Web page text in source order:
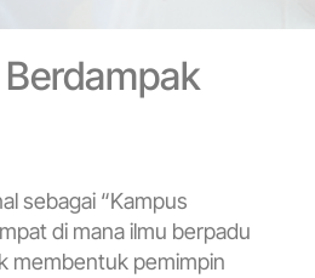
sebagai “Kampus
di mana ilmu berpadu
membentuk pemimpin